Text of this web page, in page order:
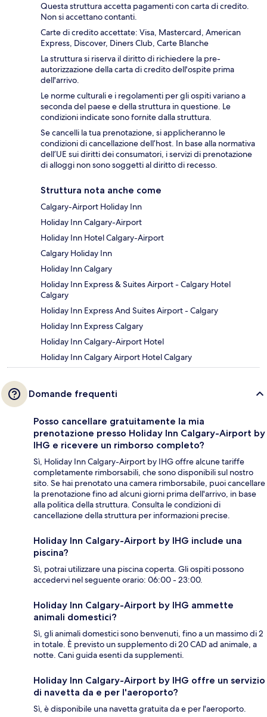
Questa struttura accetta pagamenti con carta di credito.
Non si accettano contanti.
Carte di credito accettate: Visa, Mastercard, American
Express, Discover, Diners Club, Carte Blanche
La struttura si riserva il diritto di richiedere la pre-
autorizzazione della carta di credito dell'ospite prima
dell'arrivo.
Le norme culturali e i regolamenti per gli ospiti variano a
seconda del paese e della struttura in questione. Le
condizioni indicate sono fornite dalla struttura.
Se cancelli la tua prenotazione, si applicheranno le
condizioni di cancellazione dell’host. In base alla normativa
dell’UE sui diritti dei consumatori, i servizi di prenotazione
di alloggi non sono soggetti al diritto di recesso.
Struttura nota anche come
Calgary-Airport Holiday Inn
Holiday Inn Calgary-Airport
Holiday Inn Hotel Calgary-Airport
Calgary Holiday Inn
Holiday Inn Calgary
Holiday Inn Express & Suites Airport - Calgary Hotel
Calgary
Holiday Inn Express And Suites Airport - Calgary
Holiday Inn Express Calgary
Holiday Inn Calgary-Airport Hotel
Holiday Inn Calgary Airport Hotel Calgary
Domande frequenti
Posso cancellare gratuitamente la mia
prenotazione presso Holiday Inn Calgary-Airport by
IHG e ricevere un rimborso completo?
Sì, Holiday Inn Calgary-Airport by IHG offre alcune tariffe
completamente rimborsabili, che sono disponibili sul nostro
sito. Se hai prenotato una camera rimborsabile, puoi cancellare
la prenotazione fino ad alcuni giorni prima dell'arrivo, in base
alla politica della struttura. Consulta le condizioni di
cancellazione della struttura per informazioni precise.
Holiday Inn Calgary-Airport by IHG include una
piscina?
Sì, potrai utilizzare una piscina coperta. Gli ospiti possono
accedervi nel seguente orario: 06:00 - 23:00.
Holiday Inn Calgary-Airport by IHG ammette
animali domestici?
Sì, gli animali domestici sono benvenuti, fino a un massimo di 2
in totale. È previsto un supplemento di 20 CAD ad animale, a
notte. Cani guida esenti da supplementi.
Holiday Inn Calgary-Airport by IHG offre un servizio
di navetta da e per l'aeroporto?
Sì, è disponibile una navetta gratuita da e per l'aeroporto.